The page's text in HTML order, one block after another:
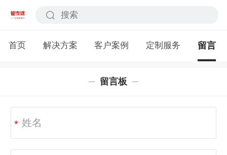
首页 解决方案 客户案例 定制服务 留言
留言板
*